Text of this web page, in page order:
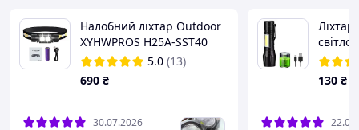
Налобний ліхтар Outdoor
XYHWPROS H25A-SST40
(аналог Sofirn H25S / D25S
) з акумулятор 3200мАг
5.0 (13)
690 ₴
30.07.2026
130 ₴